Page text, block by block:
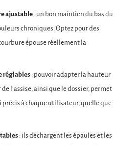
ajustable : un bon maintien du bas du
chroniques. Optez pour des
épouse réellement la
réglables: pouvoir adapter la hauteur
l’assise, ainsi que le dossier, permet
précis à chaque utilisateur, quelle que
: ils déchargent les épaules et les